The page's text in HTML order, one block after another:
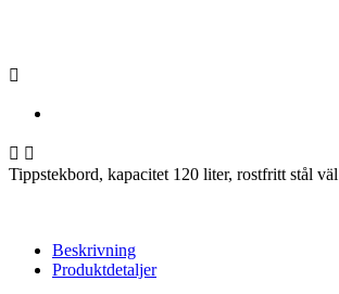

 
Tippstekbord, kapacitet 120 liter, rostfritt stål väl
Beskrivning
Produktdetaljer